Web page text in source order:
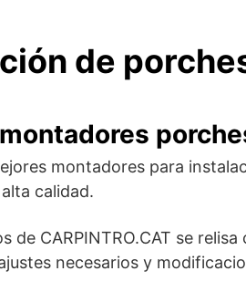
de
montadores para
calidad.
de CARPINTRO.CAT se
necesarios y